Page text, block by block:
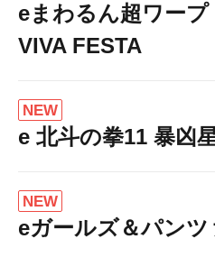
eまわるん超ワー
VIVA FESTA
NEW
e 北斗の拳11 暴凶
NEW
eガールズ＆パンツ